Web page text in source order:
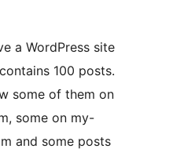
a WordPress site
100 posts.
some of them on
some on my-
and some posts